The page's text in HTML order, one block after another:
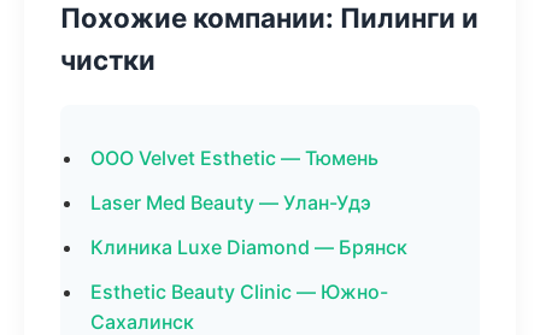
Похожие компании: Пилинги и
чистки
ООО Velvet Esthetic — Тюмень
Laser Med Beauty — Улан-Удэ
Клиника Luxe Diamond — Брянск
Esthetic Beauty Clinic — Южно-
Сахалинск